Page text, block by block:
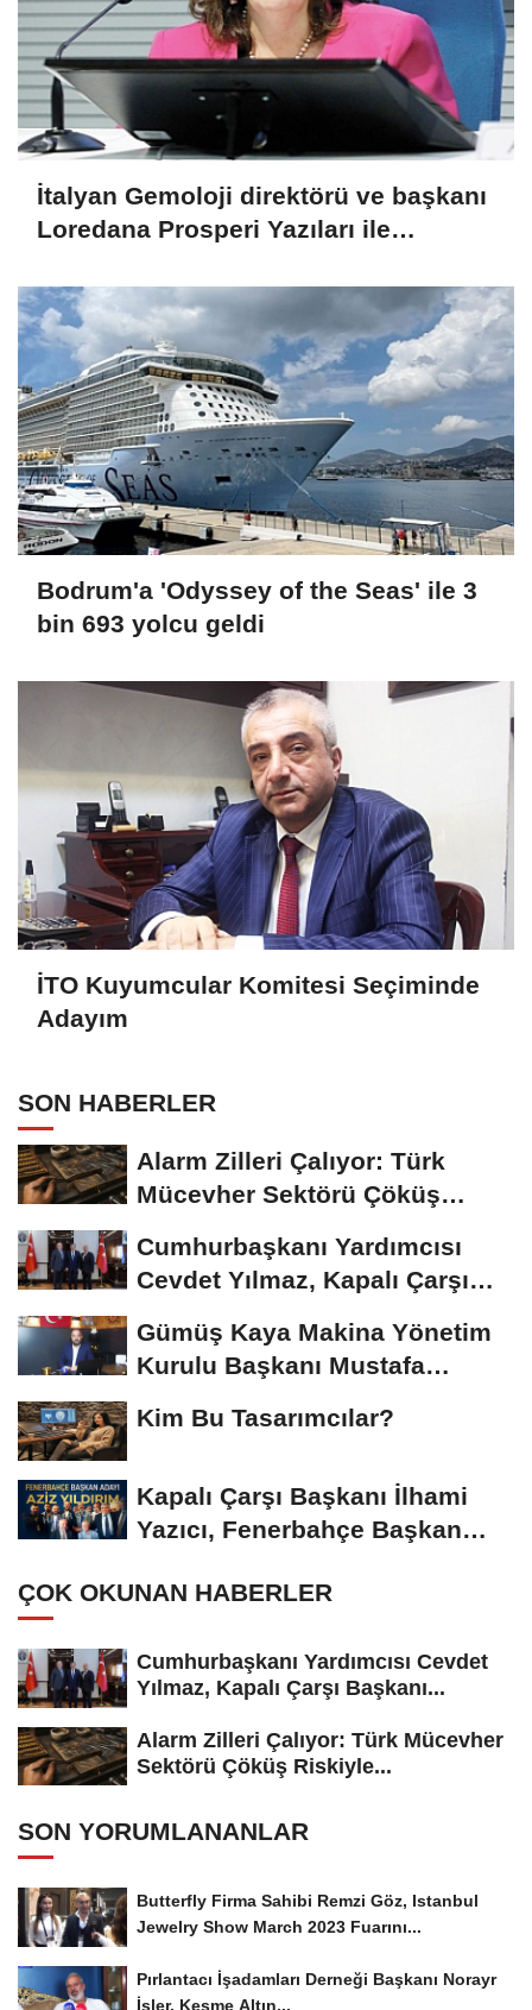
İtalyan Gemoloji direktörü ve başkanı
Loredana Prosperi Yazıları ile
Bodrum'a 'Odyssey of the Seas' ile 3
bin 693 yolcu geldi
İTO Kuyumcular Komitesi Seçiminde
Adayım
SON HABERLER
Alarm Zilleri Çalıyor: Türk
Mücevher Sektörü Çöküş
Cumhurbaşkanı Yardımcısı
Cevdet Yılmaz, Kapalı Çarşı
Gümüş Kaya Makina Yönetim
Kurulu Başkanı Mustafa
Kim Bu Tasarımcılar?
Kapalı Çarşı Başkanı İlhami
Yazıcı, Fenerbahçe Başkan
ÇOK OKUNAN HABERLER
Cumhurbaşkanı Yardımcısı Cevdet
Yılmaz, Kapalı Çarşı Başkanı...
Alarm Zilleri Çalıyor: Türk Mücevher
Sektörü Çöküş Riskiyle...
SON YORUMLANANLAR
Butterfly Firma Sahibi Remzi Göz, Istanbul
Jewelry Show March 2023 Fuarını...
Pırlantacı İşadamları Derneği Başkanı Norayr
İşler, Kesme Altın...